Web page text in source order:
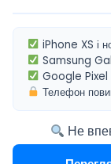
iPhone XS і
Samsung
Google Pixel
Телефон
Не